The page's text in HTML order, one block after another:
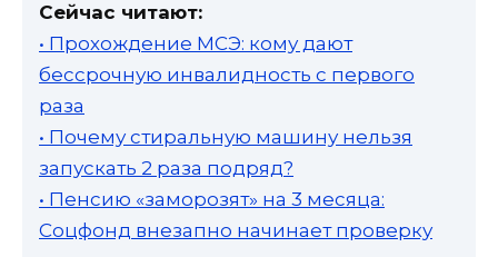
Сейчас читают:
• Прохождение МСЭ: кому дают
бессрочную инвалидность с первого
раза
• Почему стиральную машину нельзя
запускать 2 раза подряд?
• Пенсию «заморозят» на 3 месяца:
Соцфонд внезапно начинает проверку